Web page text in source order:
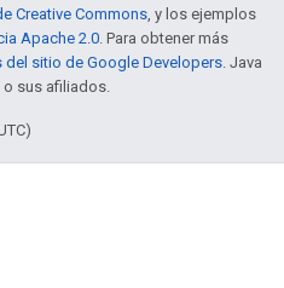
Creative Commons, y los ejemplos
Apache 2.0. Para obtener más
del sitio de Google Developers. Java
o sus afiliados.